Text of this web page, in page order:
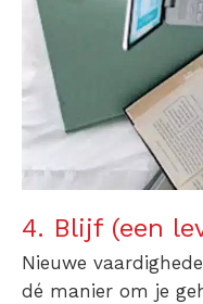
4. Blijf (een
Nieuwe
dé manier om je